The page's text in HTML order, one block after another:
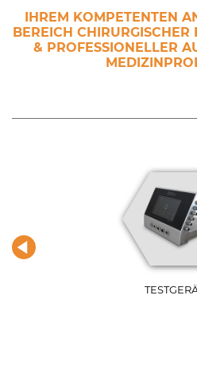
IHREM KOMPETENTEN
BEREICH
& PROFESSIONELLER